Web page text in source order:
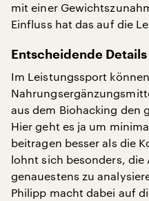
mit einer
Einfluss hat das auf die
Entscheidende
Im Leistungssport
aus dem Biohacking den
Hier geht es ja um
beitragen besser als die
lohnt sich besonders, die
genauestens zu
Philipp macht dabei auf